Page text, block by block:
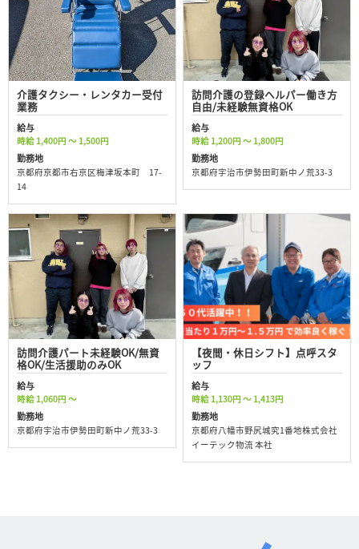
介護タクシー・レンタカー受付
業務
給与
時給 1,400円 ～ 1,500円
勤務地
京都府京都市右京区梅津坂本町 17-
14
訪問介護の登録ヘルパー働き方
自由/未経験無資格OK
給与
時給 1,200円 ～ 1,800円
勤務地
京都府宇治市伊勢田町新中ノ荒33-3
訪問介護パート未経験OK/無資
格OK/生活援助のみOK
給与
時給 1,060円 ～
勤務地
京都府宇治市伊勢田町新中ノ荒33-3
【夜間・休日シフト】点呼スタ
ッフ
給与
時給 1,130円 ～ 1,413円
勤務地
京都府八幡市野尻城究1番地株式会社
イーテック物流 本社